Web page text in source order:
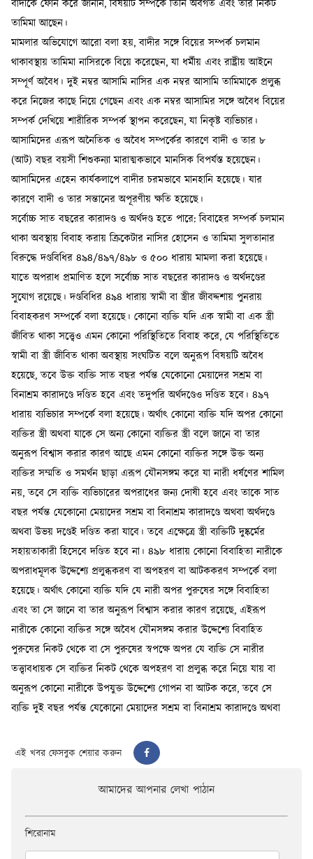
এই খবর ফেসবুক শেয়ার করুন
আমাদের আপনার লেখা পাঠান
শিরোনাম